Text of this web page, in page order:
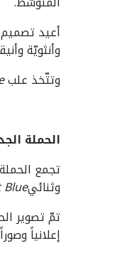
أعيد
وأنثويّة
وتتّخذ علب
الحملة
تجمع
وثنائي
تمّ تصوير
إعلانياً